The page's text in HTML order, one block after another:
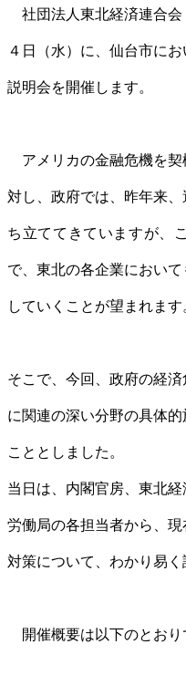
社団法人東北経済連合会
４日（水）に、仙台市に
説明会を開催します。
アメリカの金融危機を契
対し、政府では、昨年来
ち立ててきていますが、
で、東北の各企業におい
していくことが望まれます
そこで、今回、政府の経
に関連の深い分野の具体
こととしました。
当日は、内閣官房、東北
労働局の各担当者から、
対策について、わかり易く
開催概要は以下のとおり